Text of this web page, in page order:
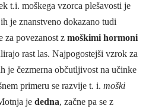
t.i. moškega vzorca plešavosti je
je znanstveno dokazano tudi
za povezanost z moškimi hormoni
rast las. Najpogostejši vzrok za
je čezmerna občutljivost na učinke
primeru se razvije t. i. moški
je dedna, začne pa se z